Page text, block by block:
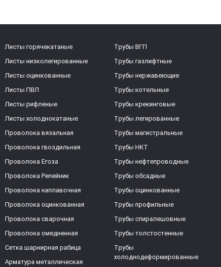
Листы горячекатаные
Листы низколегированные
Листы оцинкованные
Листы ПВЛ
Листы рифленые
Листы холоднокатаные
Проволока вязальная
Проволока гвоздильная
Проволока Егоза
Проволока Репейник
Проволока наплавочная
Проволока оцинкованная
Проволока сварочная
Проволока омедненная
Сетка шарнирная рабица
Арматура металлическая
Трубы ВГП
Трубы газлифтные
Трубы нержавеющие
Трубы котельные
Трубы крекинговые
Трубы легированные
Трубы магистральные
Трубы НКТ
Трубы нефтепроводные
Трубы обсадные
Трубы оцинкованные
Трубы профильные
Трубы спиралешовные
Трубы толстостенные
Трубы
холоднодеформированные